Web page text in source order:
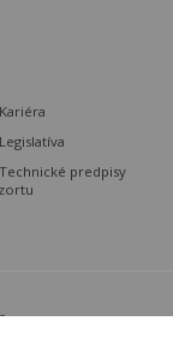
Kariéra
Legislatíva
Technické predpisy